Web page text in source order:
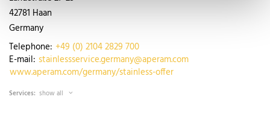
42781 Haan
Germany
Telephone: +49 (0) 2104 2829 700
E-mail: stainlessservice.germany@aperam.com
www.aperam.com/germany/stainless-offer
Services: show all